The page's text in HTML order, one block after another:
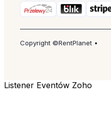
Copyright ©RentPlanet •
Listener Eventów Zoho